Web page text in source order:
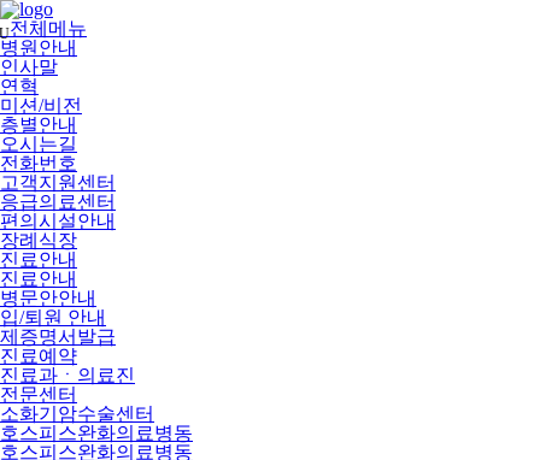
메
뉴
건
너
뛰
기
전체메뉴
병원안내
인사말
연혁
미션/비전
층별안내
오시는길
전화번호
고객지원센터
응급의료센터
편의시설안내
장례식장
진료안내
진료안내
병문안안내
입/퇴원 안내
제증명서발급
진료예약
진료과ㆍ의료진
전문센터
소화기암수술센터
호스피스완화의료병동
호스피스완화의료병동